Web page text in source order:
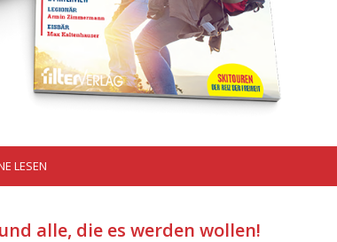
LESEN
alle, die es werden wollen!